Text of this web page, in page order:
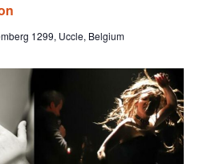
1299, Uccle, Belgium